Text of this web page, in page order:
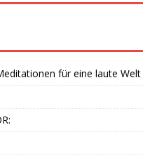
für eine laute Welt